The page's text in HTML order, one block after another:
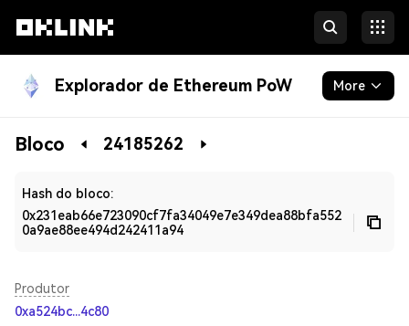
Explorador de Ethereum PoW More
Blockchain
Bloco 24185262
Hash do bloco:
0x231eab66e723090cf7fa34049e7e349dea88bfa552
0a9ae88ee494d242411a94
Produtor
0xa524bc...4c80